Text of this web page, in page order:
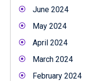
June 2024
May 2024
April 2024
March 2024
February 2024